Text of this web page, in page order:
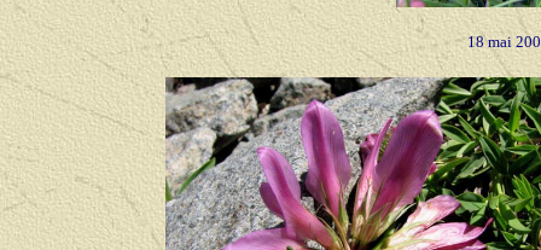
18 mai